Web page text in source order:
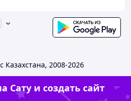
2008-2026
Сату и создать сайт